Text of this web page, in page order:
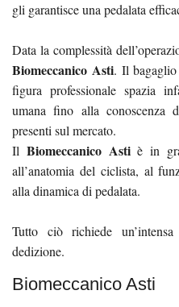
gli garantisce una pedalata
Data la complessità
Biomeccanico Asti. Il bagaglio
figura professionale spazia
umana fino alla conoscenza
presenti sul mercato.
Il Biomeccanico Astiè in
all’anatomia del ciclista, al
alla dinamica di pedalata.
Tutto ciò richiede
dedizione.
Biomeccanico Asti